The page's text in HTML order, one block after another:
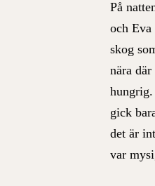
På
och
skog
nära
gick
det är
var